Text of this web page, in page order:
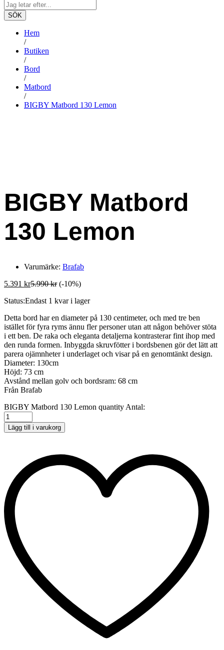
SÖK
Hem
/
Butiken
/
Bord
/
Matbord
/
BIGBY Matbord 130 Lemon
BIGBY Matbord
130 Lemon
Varumärke: Brafab
5.391 kr5.990kr (-10%)
Status:Endast 1 kvar i lager
Detta bord har en diameter på 130 centimeter, och med tre ben
istället för fyra ryms ännu fler personer utan att någon behöver stöta
i ett ben. De raka och eleganta detaljerna kontrasterar fint ihop med
den runda formen. Inbyggda skruvfötter i bordsbenen gör det lätt att
parera ojämnheter i underlaget och visar på en genomtänkt design.
Diameter: 130cm
Höjd: 73 cm
Avstånd mellan golv och bordsram: 68 cm
Från Brafab
BIGBY Matbord 130 Lemon quantity Antal:
Lägg till i varukorg